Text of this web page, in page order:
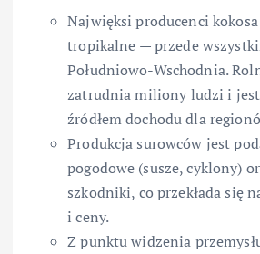
Najwięksi producenci
tropikalne — przede
Południowo-Wschodnia.
zatrudnia miliony ludzi i
źródłem dochodu dla
Produkcja surowców jest
pogodowe (susze, cyklony)
szkodniki, co przekłada się
i ceny.
Z punktu widzenia